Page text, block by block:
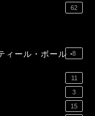
62
ィール・ボール・
8
11
3
15